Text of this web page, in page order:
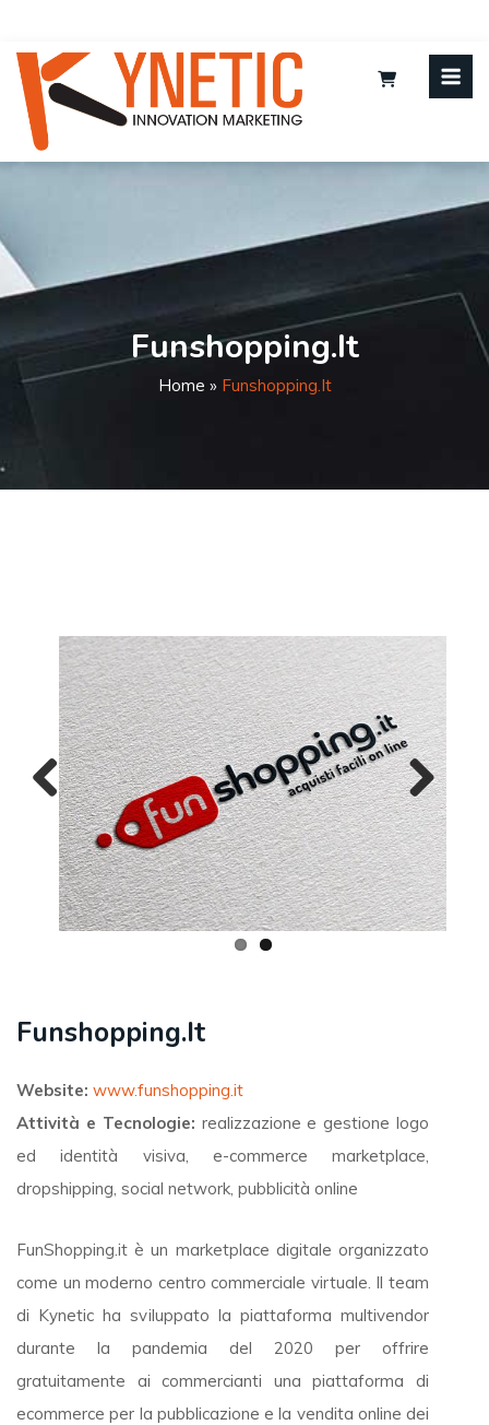
Funshopping.it
Home » Funshopping.it
Previous Next
Funshopping.it
Website: www.funshopping.it
Attività e Tecnologie: realizzazione e gestione logo
ed identità visiva, e-commerce marketplace,
dropshipping, social network, pubblicità online
FunShopping.it è un marketplace digitale organizzato
come un moderno centro commerciale virtuale. Il team
di Kynetic ha sviluppato la piattaforma multivendor
durante la pandemia del 2020 per offrire
gratuitamente ai commercianti una piattaforma di
ecommerce per la pubblicazione e la vendita online dei